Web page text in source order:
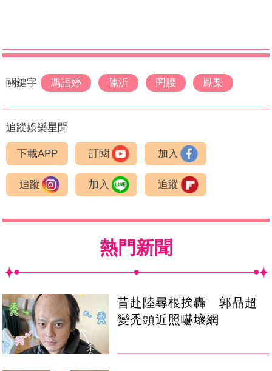
關鍵字 馮語婷 陳沂 罔腰 鳳梨
追蹤娛樂星聞
下載APP 訂閱 加入
追蹤 加入 追蹤
熱門新聞
昔赴陸尋根挨轟 郭品超
變禿頭近照嚇壞網